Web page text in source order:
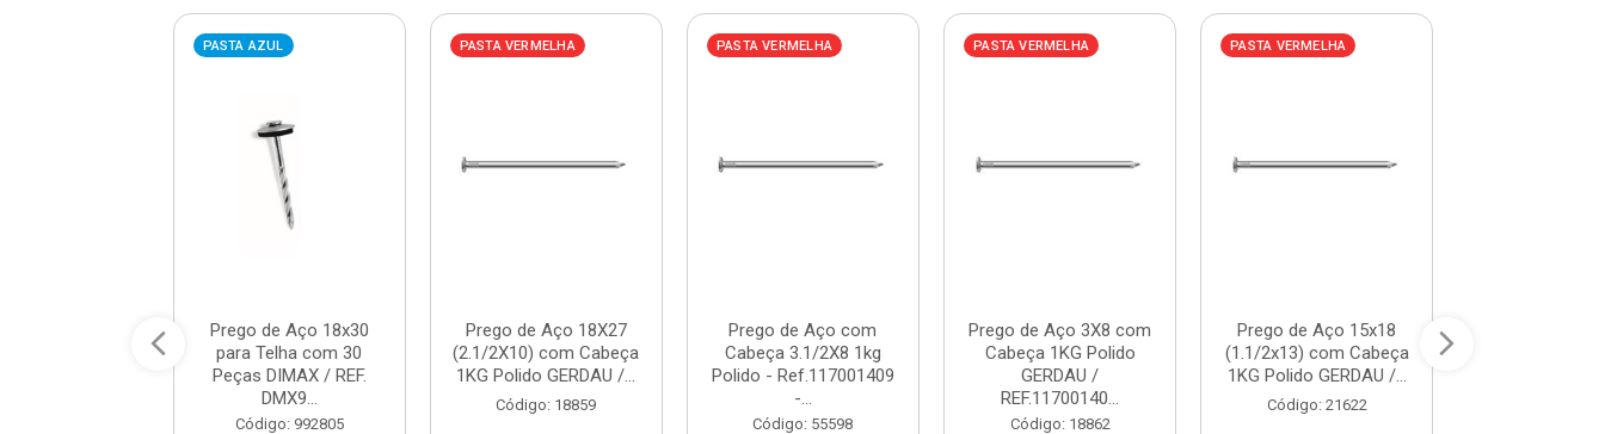
PASTA AZUL
Prego de Aço 18x30
para Telha com 30
Peças DIMAX / REF.
DMX9...
Código: 992805
PASTA VERMELHA
Prego de Aço 18X27
(2.1/2X10) com Cabeça
1KG Polido GERDAU /...
Código: 18859
PASTA VERMELHA
Prego de Aço com
Cabeça 3.1/2X8 1kg
Polido - Ref.117001409
-...
Código: 55598
PASTA VERMELHA
Prego de Aço 3X8 com
Cabeça 1KG Polido
GERDAU /
REF.11700140...
Código: 18862
PASTA VERMELHA
Prego de Aço 15x18
(1.1/2x13) com Cabeça
1KG Polido GERDAU /...
Código: 21622